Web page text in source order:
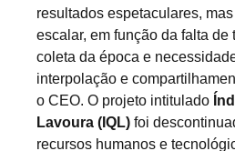
resultados espetaculares,
escalar, em função da falta de
coleta da época e
interpolação e
o CEO. O projeto intitulado
Lavoura (IQL) foi
recursos humanos e